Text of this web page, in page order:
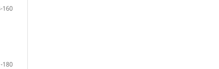
160
180